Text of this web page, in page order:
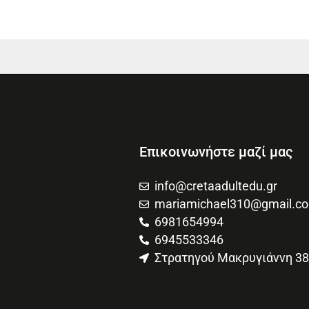
Επικοινωνήστε μαζί μας
info@cretaadultedu.gr
6981654994
6945533346
Στρατηγού Μακρυγιάννη